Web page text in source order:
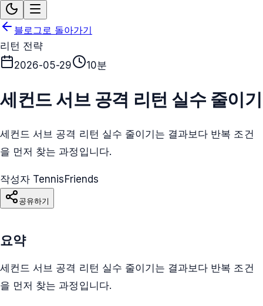
블로그로 돌아가기
리턴 전략
2026-05-29
10분
세컨드 서브 공격 리턴 실수 줄이기
세컨드 서브 공격 리턴 실수 줄이기는 결과보다 반복 조건
을 먼저 찾는 과정입니다.
작성자 TennisFriends
공유하기
요약
세컨드 서브 공격 리턴 실수 줄이기는 결과보다 반복 조건
을 먼저 찾는 과정입니다.